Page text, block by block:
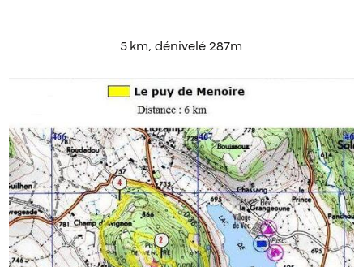
5 km, dénivelé 287m